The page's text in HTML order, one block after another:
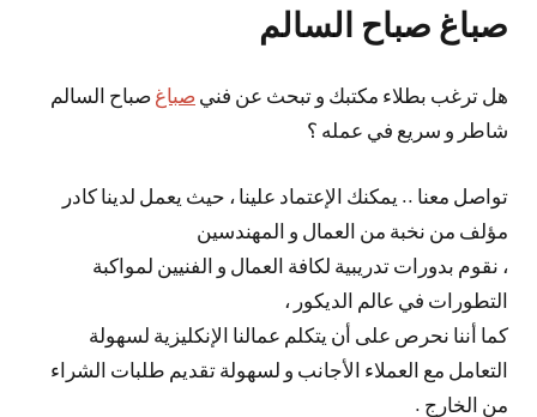
صباغ صباح السالم
هل ترغب بطلاء مكتبك و تبحث عن فني صباغ صباح السالم
شاطر و سريع في عمله ؟
تواصل معنا .. يمكنك الإعتماد علينا ، حيث يعمل لدينا كادر
مؤلف من نخبة من العمال و المهندسين
، نقوم بدورات تدريبية لكافة العمال و الفنيين لمواكبة
التطورات في عالم الديكور ،
كما أننا نحرص على أن يتكلم عمالنا الإنكليزية لسهولة
التعامل مع العملاء الأجانب و لسهولة تقديم طلبات الشراء
من الخارج .